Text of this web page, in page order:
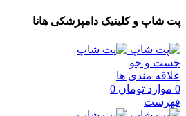
پت شاپ و کلینیک دامپزشکی هانا
جست و جو
علاقه مندی ها
0 موارد تومان
فهرست